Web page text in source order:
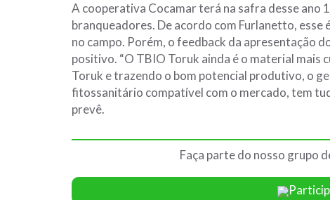
A cooperativa Cocamar terá na safra desse ano
branqueadores. De acordo com Furlanetto,
no campo. Porém, o feedback da apresentação
positivo. “O TBIO Toruk ainda é o material mais
Toruk e trazendo o bom potencial produtivo, o
fitossanitário compatível com o mercado, tem
prevê.
Faça parte do nosso grupo